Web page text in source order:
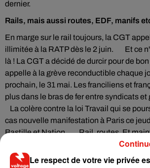
dernier.
Rails, mais aussi routes, EDF, manifs
En marge sur le rail toujours, la CGT
illimitée à la RATP dès le 2 juin. Et ce
là ! La CGT a décidé de durcir pour de
appelle à la grève reconductible chaque
prochain, le 31 mai. Les franciliens et
plus dans le bras de fer entre syndicats
La colère contre la loi Travail qui se
cas nouvelle manifestation à Paris ce
Bastille et Nation.. Rail, routes. Et
airs aussi ? Tous les syndicats de
une grève du 3 au 5 juin prochains.
Le respect de votre vie privée